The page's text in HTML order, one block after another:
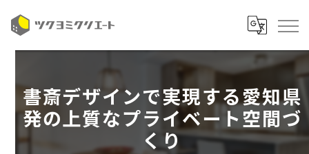
書斎デザインで実現する愛知県
発の上質なプライベート空間づ
くり